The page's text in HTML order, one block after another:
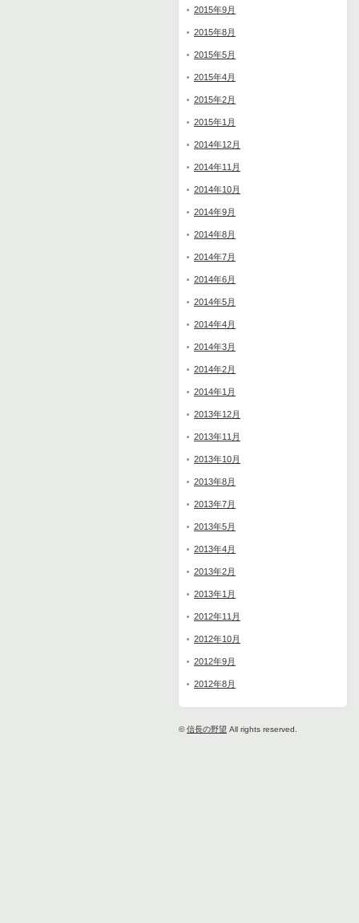
2015年9月
2015年8月
2015年5月
2015年4月
2015年2月
2015年1月
2014年12月
2014年11月
2014年10月
2014年9月
2014年8月
2014年7月
2014年6月
2014年5月
2014年4月
2014年3月
2014年2月
2014年1月
2013年12月
2013年11月
2013年10月
2013年8月
2013年7月
2013年5月
2013年4月
2013年2月
2013年1月
2012年11月
2012年10月
2012年9月
2012年8月
©信長の野望 All rights reserved.